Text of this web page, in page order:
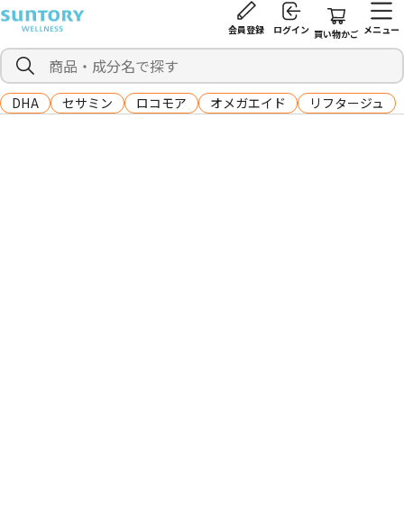
会員登録 ログイン 買い物かご メニュー
DHA セサミン ロコモア オメガエイド リフタージュ